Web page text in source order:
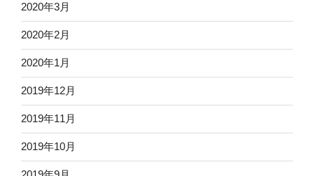
2020年3月
2020年2月
2020年1月
2019年12月
2019年11月
2019年10月